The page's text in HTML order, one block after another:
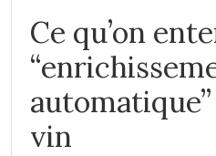
Ce qu’on
vin